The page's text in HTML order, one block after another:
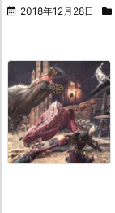
2018年12月28日